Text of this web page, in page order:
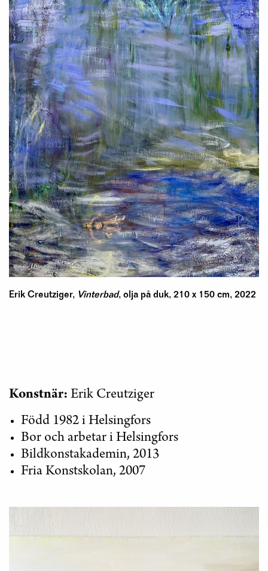
Erik Creutziger, Vinterbad, olja på duk, 210 x 150 cm, 2022
Konstnär: Erik Creutziger
Född 1982 i Helsingfors
Bor och arbetar i Helsingfors
Bildkonstakademin, 2013
Fria Konstskolan, 2007